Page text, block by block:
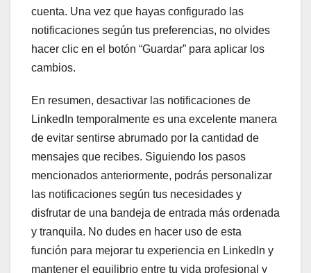
cuenta. Una vez que hayas configurado las
notificaciones según tus preferencias, no olvides
hacer clic en el botón “Guardar” para aplicar los
cambios.
En resumen, desactivar las notificaciones de
LinkedIn temporalmente es una excelente manera
de evitar sentirse abrumado por la cantidad de
mensajes que recibes. Siguiendo los pasos
mencionados anteriormente, podrás personalizar
las notificaciones según tus necesidades y
disfrutar de una bandeja de entrada más ordenada
y tranquila. No dudes en hacer uso de esta
función para mejorar tu experiencia en LinkedIn y
mantener el equilibrio entre tu vida profesional y